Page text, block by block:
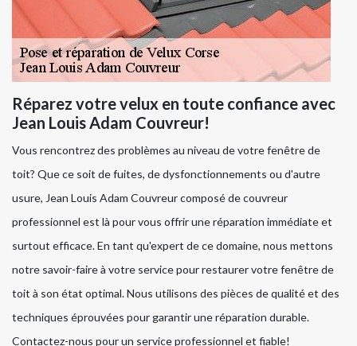
Réparez votre velux en toute confiance avec
Jean Louis Adam Couvreur!
Vous rencontrez des problèmes au niveau de votre fenêtre de
toit? Que ce soit de fuites, de dysfonctionnements ou d'autre
usure, Jean Louis Adam Couvreur composé de couvreur
professionnel est là pour vous offrir une réparation immédiate et
surtout efficace. En tant qu'expert de ce domaine, nous mettons
notre savoir-faire à votre service pour restaurer votre fenêtre de
toit à son état optimal. Nous utilisons des pièces de qualité et des
techniques éprouvées pour garantir une réparation durable.
Contactez-nous pour un service professionnel et fiable!